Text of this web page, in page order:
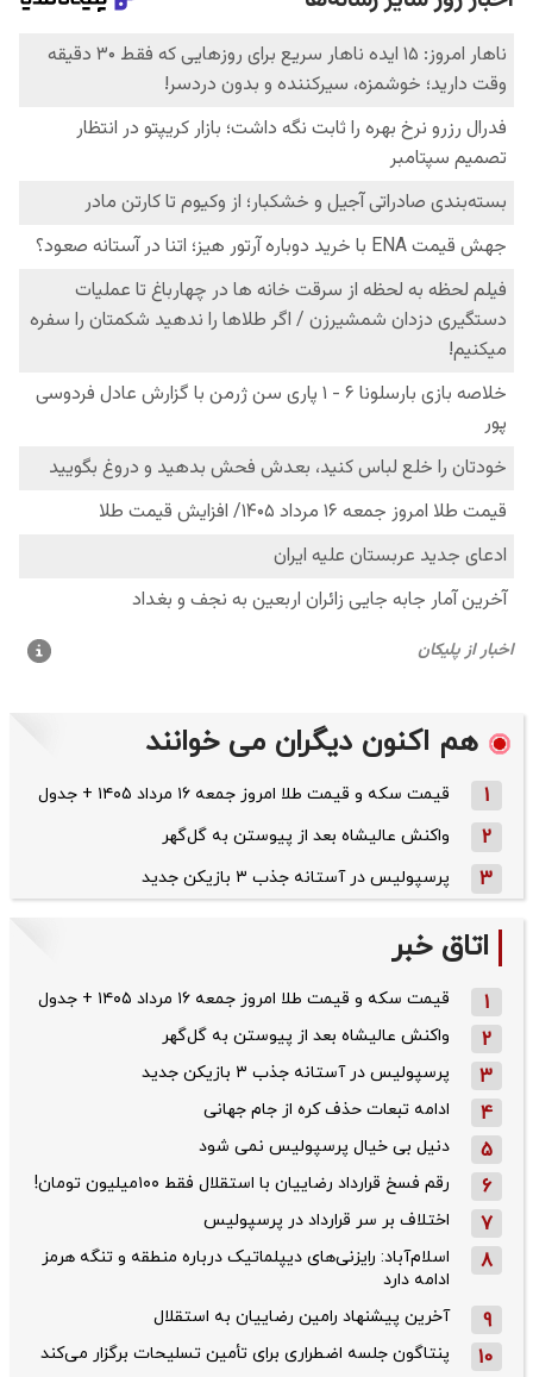
هم اکنون دیگران می خوانند
1 قیمت سکه و قیمت طلا امروز جمعه ۱۶ مرداد ۱۴۰۵ + جدول
2 واکنش عالیشاه بعد از پیوستن به گل‌گهر
3 پرسپولیس در آستانه جذب ۳ بازیکن جدید
اتاق خبر
1 قیمت سکه و قیمت طلا امروز جمعه ۱۶ مرداد ۱۴۰۵ + جدول
2 واکنش عالیشاه بعد از پیوستن به گل‌گهر
3 پرسپولیس در آستانه جذب ۳ بازیکن جدید
4 ادامه تبعات حذف کره از جام جهانی
5 دنیل بی خیال پرسپولیس نمی شود
6 رقم فسخ قرارداد رضاییان با استقلال فقط ۱۰۰میلیون تومان!
7 اختلاف بر سر قرارداد در پرسپولیس
8
اسلام‌آباد: رایزنی‌های دیپلماتیک درباره منطقه و تنگه هرمز
ادامه دارد
9 آخرین پیشنهاد رامین رضاییان به استقلال
10 پنتاگون جلسه اضطراری برای تأمین تسلیحات برگزار می‌کند